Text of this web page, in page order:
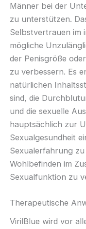
Männer bei der
zu unterstützen.
Selbstvertrauen im
mögliche
der Penisgröße
zu verbessern. Es
natürlichen
sind, die
und die sexuelle
hauptsächlich zur
Sexualgesundheit
Sexualerfahrung
Wohlbefinden im
Sexualfunktion zu
Therapeutische
VirilBlue wird vor